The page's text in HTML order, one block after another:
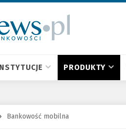
PRODUKTY
Bankowość mobilna